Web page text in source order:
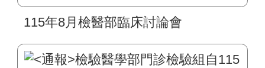
115年8月檢醫部臨床討論會